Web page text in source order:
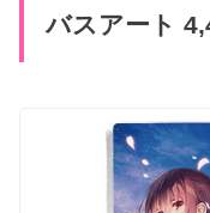
バスアート